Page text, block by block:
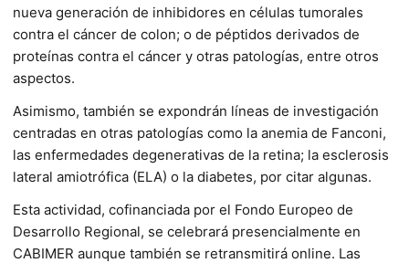
nueva generación de inhibidores en células tumorales
contra el cáncer de colon; o de péptidos derivados de
proteínas contra el cáncer y otras patologías, entre otros
aspectos.
Asimismo, también se expondrán líneas de investigación
centradas en otras patologías como la anemia de Fanconi,
las enfermedades degenerativas de la retina; la esclerosis
lateral amiotrófica (ELA) o la diabetes, por citar algunas.
Esta actividad, cofinanciada por el Fondo Europeo de
Desarrollo Regional, se celebrará presencialmente en
CABIMER aunque también se retransmitirá online. Las